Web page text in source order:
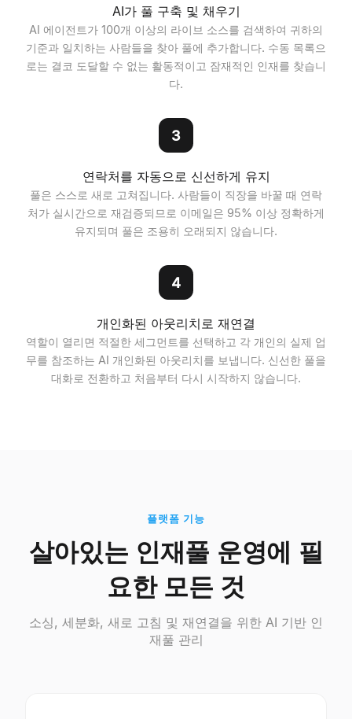
AI가 풀 구축 및 채우기
AI 에이전트가 100개 이상의 라이브 소스를 검색하여 귀하의
기준과 일치하는 사람들을 찾아 풀에 추가합니다. 수동 목록으
로는 결코 도달할 수 없는 활동적이고 잠재적인 인재를 찾습니
다.
3
연락처를 자동으로 신선하게 유지
풀은 스스로 새로 고쳐집니다. 사람들이 직장을 바꿀 때 연락
처가 실시간으로 재검증되므로 이메일은 95% 이상 정확하게
유지되며 풀은 조용히 오래되지 않습니다.
4
개인화된 아웃리치로 재연결
역할이 열리면 적절한 세그먼트를 선택하고 각 개인의 실제 업
무를 참조하는 AI 개인화된 아웃리치를 보냅니다. 신선한 풀을
대화로 전환하고 처음부터 다시 시작하지 않습니다.
플랫폼 기능
살아있는 인재풀 운영에 필
요한 모든 것
소싱, 세분화, 새로 고침 및 재연결을 위한 AI 기반 인
재풀 관리